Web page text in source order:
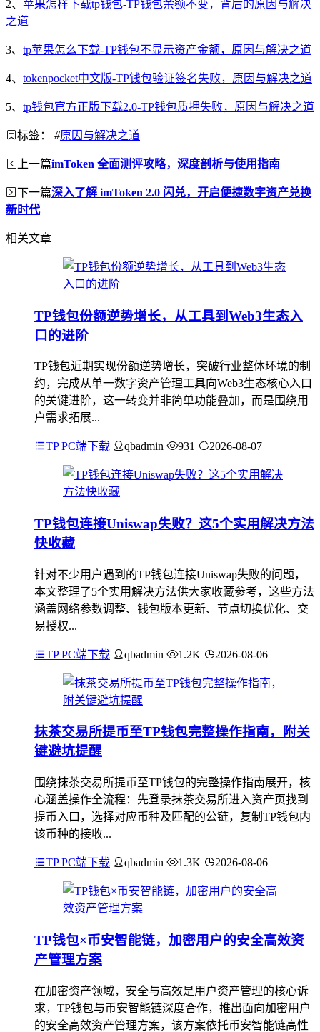
2、 苹果怎样下载tp钱包-TP钱包余额不变，背后的原因与解决
之道
3、 tp苹果怎么下载-TP钱包不显示资产金额，原因与解决之道
4、 tokenpocket中文版-TP钱包验证签名失败，原因与解决之道
5、 tp钱包官方正版下载2.0-TP钱包质押失败，原因与解决之道
标签： #原因与解决之道
上一篇imToken 全面测评攻略，深度剖析与使用指南
下一篇深入了解 imToken 2.0 闪兑，开启便捷数字资产兑换
新时代
相关文章
TP钱包份额逆势增长，从工具到Web3生态入
口的进阶
TP钱包近期实现份额逆势增长，突破行业整体环境的制
约，完成从单一数字资产管理工具向Web3生态核心入口
的关键进阶，这一转变并非简单功能叠加，而是围绕用
户需求拓展...
TP PC端下载 qbadmin 931 2026-08-07
TP钱包连接Uniswap失败？这5个实用解决方法
快收藏
针对不少用户遇到的TP钱包连接Uniswap失败的问题，
本文整理了5个实用解决方法供大家收藏参考，这些方法
涵盖网络参数调整、钱包版本更新、节点切换优化、交
易授权...
TP PC端下载 qbadmin 1.2K 2026-08-06
抹茶交易所提币至TP钱包完整操作指南，附关
键避坑提醒
围绕抹茶交易所提币至TP钱包的完整操作指南展开，核
心涵盖操作全流程：先登录抹茶交易所进入资产页找到
提币入口，选择对应币种及匹配的公链，复制TP钱包内
该币种的接收...
TP PC端下载 qbadmin 1.3K 2026-08-06
TP钱包×币安智能链，加密用户的安全高效资
产管理方案
在加密资产领域，安全与高效是用户资产管理的核心诉
求，TP钱包与币安智能链深度合作，推出面向加密用户
的安全高效资产管理方案，该方案依托币安智能链高性